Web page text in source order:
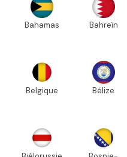
Bahamas Bahreïn
Belgique Bélize